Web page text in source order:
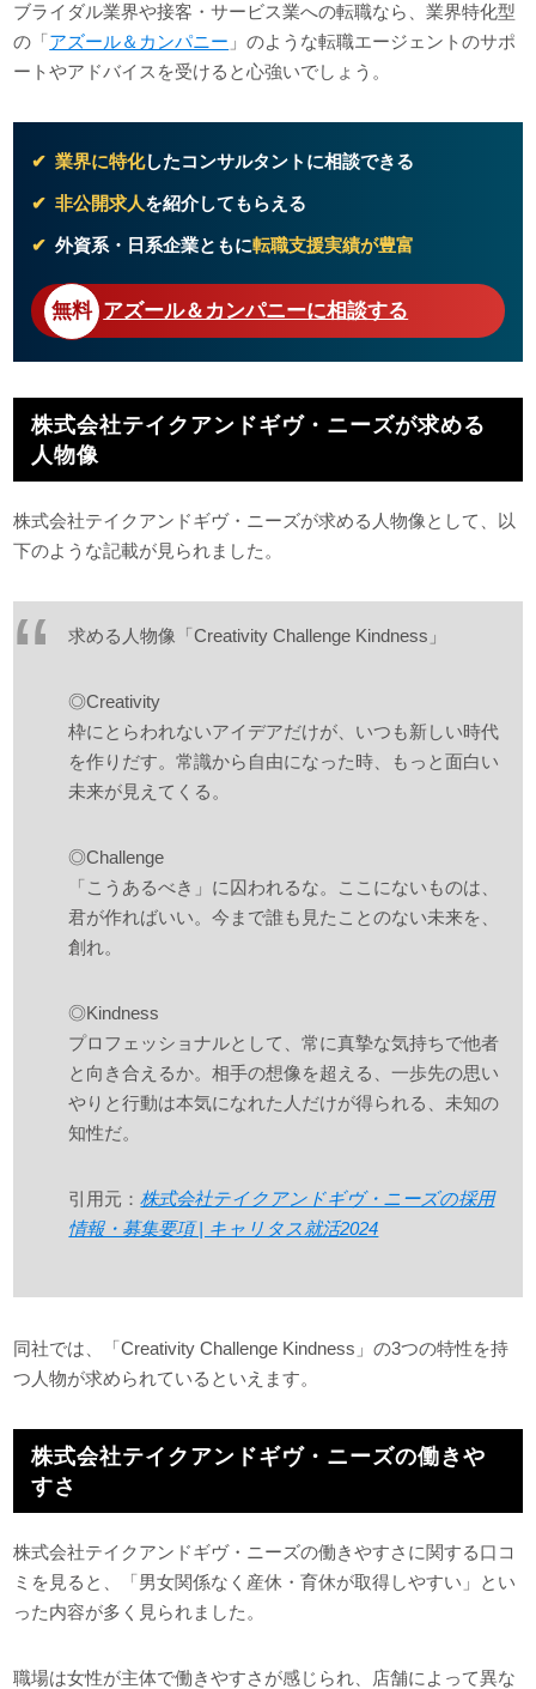
ブライダル業界や接客・サービス業への転職なら、業界特化型
の「アズール＆カンパニー 」のような転職エージェントのサポ
ートやアドバイスを受けると心強いでしょう。
業界に特化したコンサルタントに相談できる
非公開求人を紹介してもらえる
外資系・日系企業ともに転職支援実績が豊富
アズール＆カンパニーに相談する
株式会社テイクアンドギヴ・ニーズが求める
人物像
株式会社テイクアンドギヴ・ニーズが求める人物像として、以
下のような記載が見られました。
求める人物像「Creativity Challenge Kindness」
◎Creativity
枠にとらわれないアイデアだけが、いつも新しい時代
を作りだす。常識から自由になった時、もっと面白い
未来が見えてくる。
◎Challenge
「こうあるべき」に囚われるな。ここにないものは、
君が作ればいい。今まで誰も見たことのない未来を、
創れ。
◎Kindness
プロフェッショナルとして、常に真摯な気持ちで他者
と向き合えるか。相手の想像を超える、一歩先の思い
やりと行動は本気になれた人だけが得られる、未知の
知性だ。
引用元：株式会社テイクアンドギヴ・ニーズの採用
情報・募集要項 | キャリタス就活2024
同社では、「Creativity Challenge Kindness」の3つの特性を持
つ人物が求められているといえます。
株式会社テイクアンドギヴ・ニーズの働きや
すさ
株式会社テイクアンドギヴ・ニーズの働きやすさに関する口コ
ミを見ると、「男女関係なく産休・育休が取得しやすい」とい
った内容が多く見られました。
職場は女性が主体で働きやすさが感じられ、店舗によって異な